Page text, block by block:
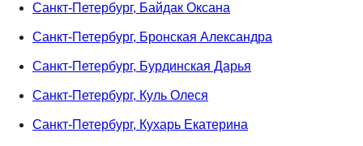
Санкт-Петербург, Байдак Оксана
Санкт-Петербург, Бронская Александра
Санкт-Петербург, Бурдинская Дарья
Санкт-Петербург, Куль Олеся
Санкт-Петербург, Кухарь Екатерина